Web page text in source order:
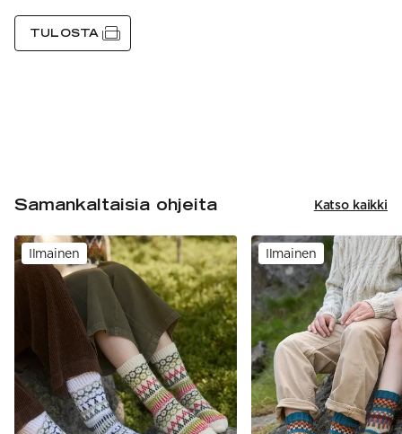
TULOSTA
Samankaltaisia ohjeita Katso kaikki
Ilmainen Ilmainen